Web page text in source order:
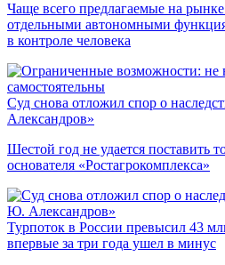
Чаще всего предлагаемые на
отдельными автономными
в контроле человека
Суд снова отложил спор о
Александров»
Шестой год не удается поставить
основателя «Ростагрокомплекса»
Турпоток в России превысил 43
впервые за три года ушел в минус